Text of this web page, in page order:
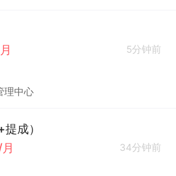
5分钟前
理中心
成）
34分钟前